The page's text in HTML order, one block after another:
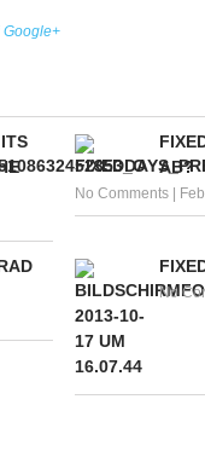
Google+
AB?
No Comments
No